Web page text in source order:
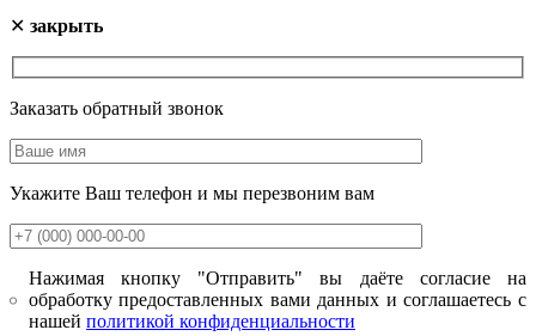
✕ закрыть
Заказать обратный звонок
Укажите Ваш телефон и мы перезвоним вам
Нажимая кнопку "Отправить" вы даёте согласие на
обработку предоставленных вами данных и соглашаетесь с
нашей политикой конфиденциальности